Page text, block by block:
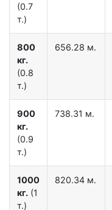
(0.7
т.)
800
кг.
(0.8
т.)
656.28 м.
900
кг.
(0.9
т.)
738.31 м.
1000
кг. (1
т.)
820.34 м.